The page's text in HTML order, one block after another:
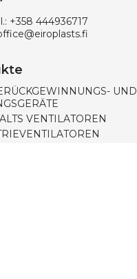
+358 444936717
UND
VENTILATOREN